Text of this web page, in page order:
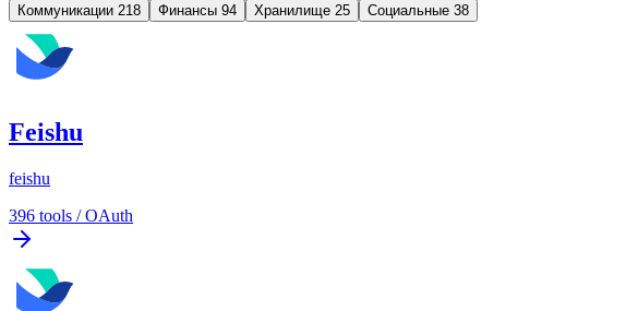
Коммуникации 218 Финансы 94 Хранилище 25 Социальные 38
Feishu
feishu
396 tools / OAuth